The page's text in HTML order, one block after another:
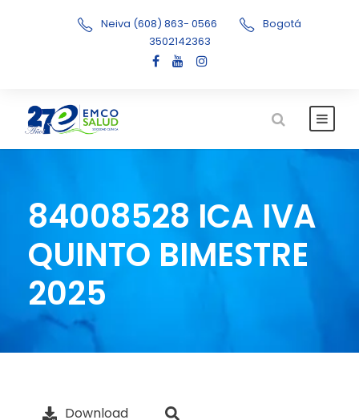
Neiva (608) 863- 0566
Bogotá
3502142363
84008528 ICA IVA
QUINTO BIMESTRE
2025
Download